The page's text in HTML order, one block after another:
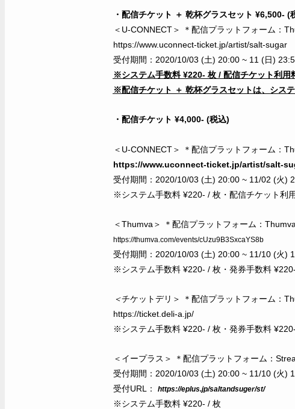
・配信チケット ＋ 乾杯グラスセット ¥6,500- (
＜U-CONNECT＞
＊配信プラットフォーム：
https://www.uconnect-ticket.jp/artist/salt-sugar
受付期間：2020/10/03 (土) 20:00 ~ 11 (日)
※システム手数料 ¥220- 枚 / 配信チケット利用
※配信チケット ＋ 乾杯グラスセットは、シス
・配信チケット ¥4,000- (税込)
＜U-CONNECT＞ ＊配信プラットフォーム：
https://www.uconnect-ticket.jp/artist/salt-
受付期間：2020/10/03 (土) 20:00 ~ 11/02 (火)
※システム手数料 ¥220- / 枚・配信チケット利
＜Thumva＞ ＊配信プラットフォーム：Thumva
https://thumva.com/events/cUzu9B3SxcaYS8b
受付期間：2020/10/03 (土) 20:00 ~ 11/10 (火)
※システム手数料 ¥220- / 枚・発券手数料
＜チケットデリ＞
＊配信プラットフォーム：
https://ticket.deli-a.jp/
※システム手数料 ¥220- / 枚・発券手数料
＜イープラス＞ ＊配信プラットフォーム：
受付期間：2020/10/03 (土) 20:00 ~ 11/10 (火)
受付URL：
https://eplus.jp/saltandsuger/st/
※システム手数料 ¥220- / 枚